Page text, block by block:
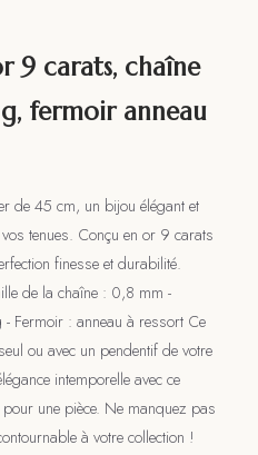
9 carats, chaîne
fermoir anneau
de 45 cm, un bijou élégant et
tenues. Conçu en or 9 carats
finesse et durabilité.
de la chaîne : 0,8 mm -
Fermoir : anneau à ressort Ce
ou avec un pendentif de votre
intemporelle avec ce
une pièce. Ne manquez pas
à votre collection !